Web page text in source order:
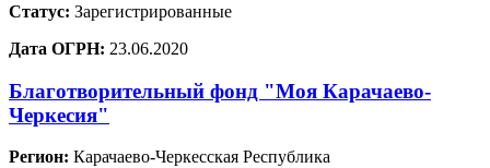
Статус: Зарегистрированные
Дата ОГРН: 23.06.2020
Благотворительный фонд "Моя Карачаево-
Черкесия"
Регион: Карачаево-Черкесская Республика